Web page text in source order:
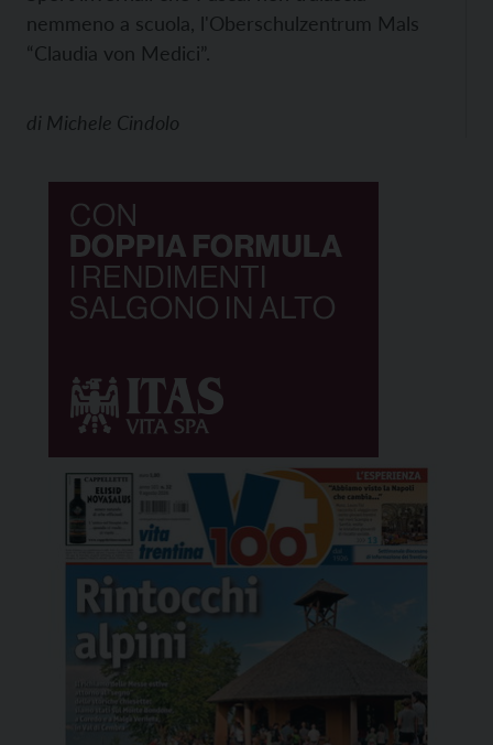
nemmeno a scuola, l'Oberschulzentrum Mals
“Claudia von Medici”.
di Michele Cindolo